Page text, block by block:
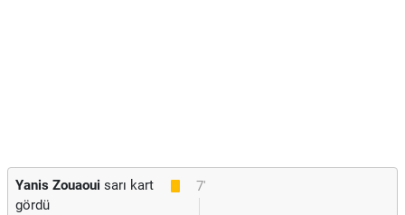
7'
Yanis Zouaoui sarı kart
gördü